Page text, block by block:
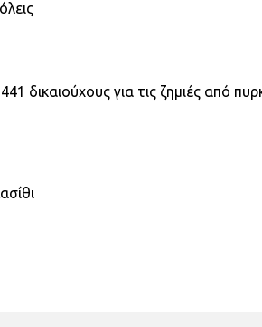
δικαιούχους για τις ζημιές από